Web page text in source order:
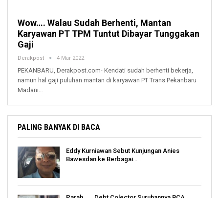
Wow…. Walau Sudah Berhenti, Mantan
Karyawan PT TPM Tuntut Dibayar Tunggakan
Gaji
Derakpost 4 Mar 2022
PEKANBARU, Derakpost.com- Kendati sudah berhenti bekerja,
namun hal gaji puluhan mantan di karyawan PT Trans Pekanbaru
Madani…
PALING BANYAK DI BACA
Eddy Kurniawan Sebut Kunjungan Anies
Bawesdan ke Berbagai…